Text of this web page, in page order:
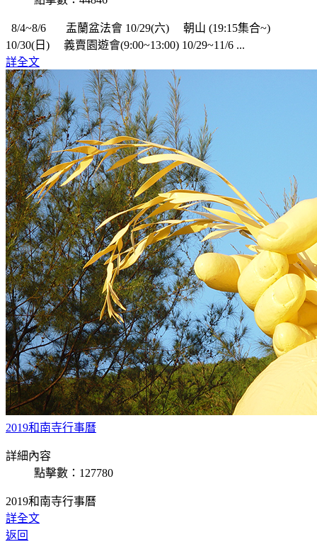
8/4~8/6 盂蘭盆法會 10/29(六) 朝山 (19:15集合~)
10/30(日) 義賣園遊會(9:00~13:00) 10/29~11/6 ...
詳全文
2019和南寺行事曆
詳細內容
點擊數：127780
2019和南寺行事曆
詳全文
返回